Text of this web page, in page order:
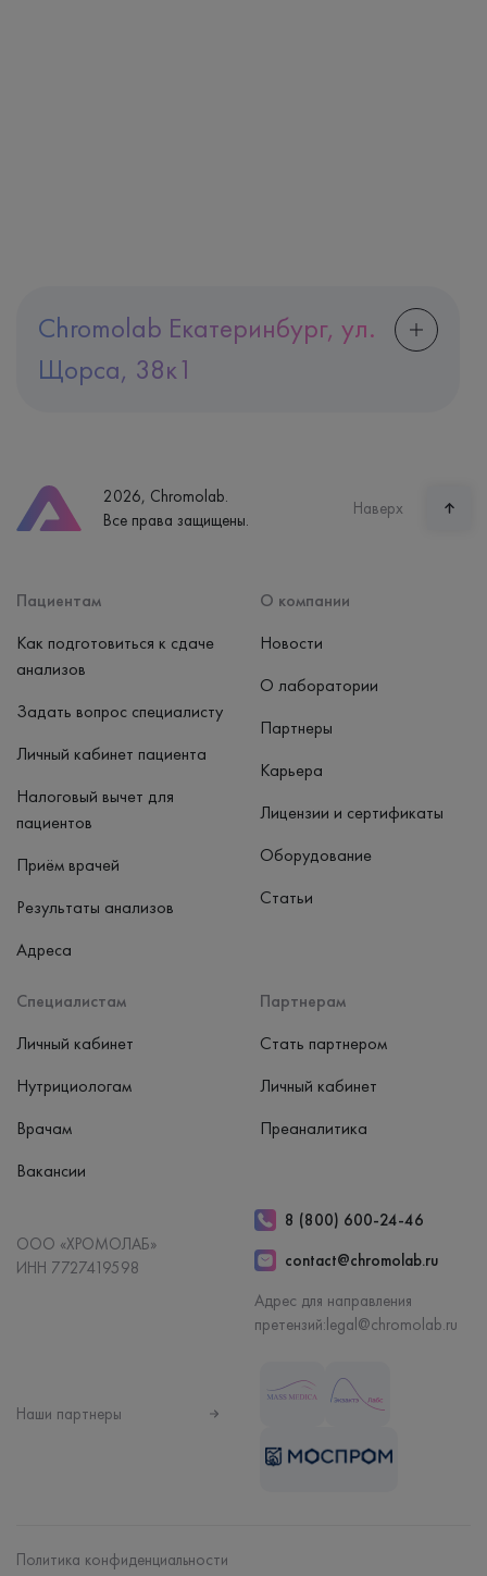
Chromolab Екатеринбург, ул.
Щорса, 38к1
Часы работы
пн-вс: 7:30-15:00
2026, Chromolab.
Все права защищены.
Наверх
Пациентам
Как подготовиться к сдаче
анализов
Задать вопрос специалисту
Личный кабинет пациента
Налоговый вычет для
пациентов
Приём врачей
Результаты анализов
Адреса
Специалистам
Личный кабинет
Нутрициологам
Врачам
Вакансии
Партнерам
Стать партнером
Личный кабинет
Преаналитика
О компании
Новости
О лаборатории
Партнеры
Карьера
Лицензии и сертификаты
Оборудование
Статьи
ООО «ХРОМОЛАБ»
ИНН 7727419598
8 (800) 600-24-46
contact@chromolab.ru
Адрес для направления
претензий:legal@chromolab.ru
Наши партнеры
Политика конфиденциальности